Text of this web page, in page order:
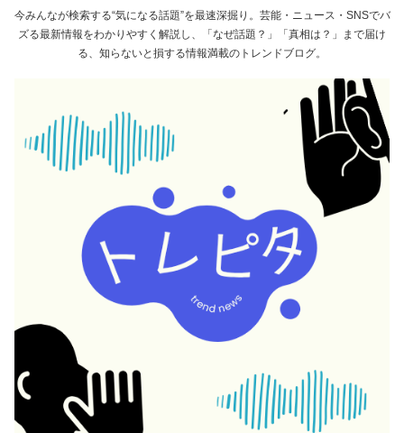
今みんなが検索する“気になる話題”を最速深掘り。芸能・ニュース・SNSでバ
ズる最新情報をわかりやすく解説し、「なぜ話題？」「真相は？」まで届け
る、知らないと損する情報満載のトレンドブログ。